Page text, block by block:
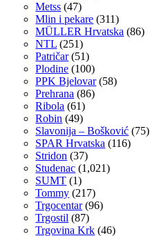
Metss (47)
Mlin i pekare (311)
MÜLLER Hrvatska (86)
NTL (251)
Patričar(51)
Plodine (100)
PPK Bjelovar(58)
Prehrana (86)
Ribola (61)
Robin (49)
Slavonija – Bošković (75)
SPAR Hrvatska (116)
Stridon (37)
Studenac (1,021)
SUMT (1)
Tommy (217)
Trgocentar(96)
Trgostil (87)
Trgovina Krk (46)